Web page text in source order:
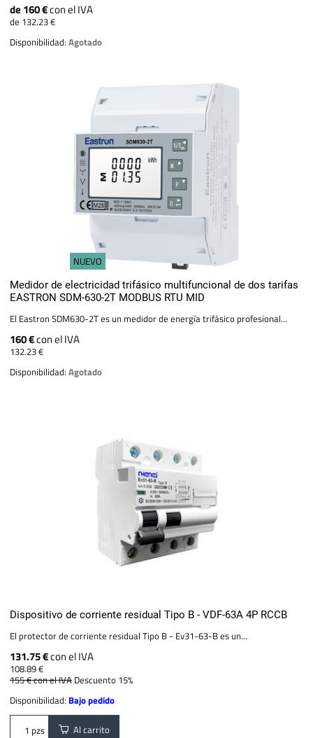
de 160 €con el IVA
de 132.23 €
Disponibilidad:Agotado
NUEVO
Medidor de electricidad trifásico multifuncional de dos tarifas
EASTRON SDM-630-2T MODBUS RTU MID
El Eastron SDM630-2T es un medidor de energía trifásico profesional...
160 €con el IVA
132.23 €
Disponibilidad:Agotado
Dispositivo de corriente residual Tipo B - VDF-63A 4P RCCB
El protector de corriente residual Tipo B - Ev31-63-B es un...
131.75 €con el IVA
108.89 €
155 €con el IVA Descuento 15%
Disponibilidad: Bajo pedido
pzs Al carrito